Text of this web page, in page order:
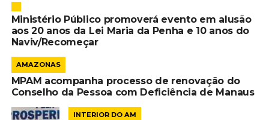
Ministério Público promoverá evento em alusão
aos 20 anos da Lei Maria da Penha e 10 anos do
Naviv/Recomeçar
AMAZONAS
MPAM acompanha processo de renovação do
Conselho da Pessoa com Deficiência de Manaus
INTERIOR DO AM